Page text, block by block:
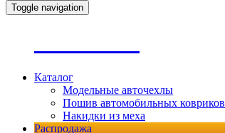
Toggle navigation
Каталог
Модельные авточехлы
Пошив автомобильных ковриков
Накидки из меха
Распродажа